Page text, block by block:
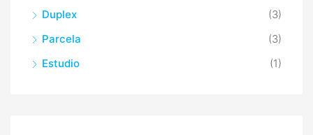
Duplex
(3)
Parcela
(3)
Estudio
(1)